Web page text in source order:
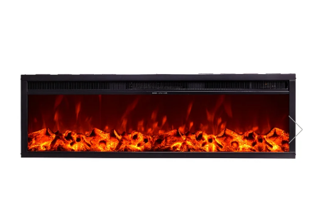
Pompe de stropit manuale
Atomizoare
Mori electrice
Mori electrice cereale